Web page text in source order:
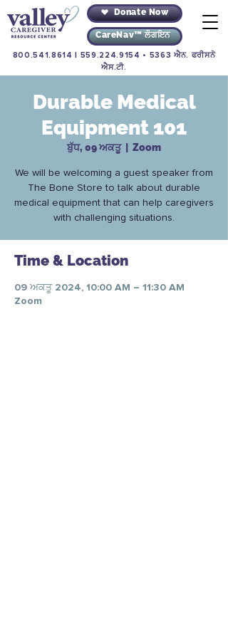
Donate Now
CareNav™ ਲੌਗਇਨ
800.541.8614 559.224.9154 • 5363 ਐਨ. ਫਰੀਸਨੋ
ਐਸ.ਟੀ.
Durable Medical
Equipment 101
ਬੁੱਧ, 09 ਅਕਤੂ
  |
Zoom
We will be welcoming a guest speaker from
The Bone Store to talk about durable
medical equipment that can help caregivers
with challenging situations.
Time & Location
09 ਅਕਤੂ 2024, 10:00 AM – 11:30 AM
Zoom